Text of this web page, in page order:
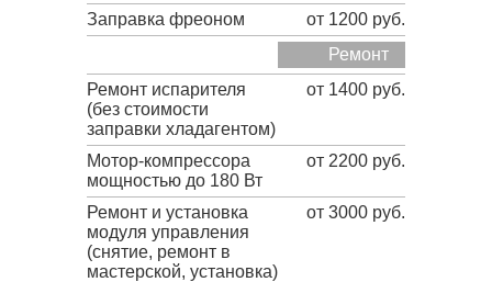
Заправка фреоном
от 1200 руб.
Ремонт
Ремонт испарителя
(без стоимости
заправки хладагентом)
от 1400 руб.
Мотор-компрессора
мощностью до 180 Вт
от 2200 руб.
Ремонт и установка
модуля управления
(снятие, ремонт в
мастерской, установка)
от 3000 руб.